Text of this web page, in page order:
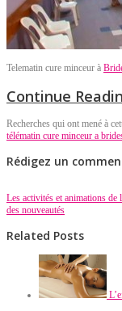
Telematin cure minceur à
Continue
Recherches qui ont mené à
télématin cure minceur a
Rédigez un
Les activités et animations de
des nouveautés
Related Posts